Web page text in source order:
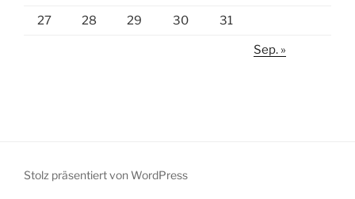
27 28 29 30 31
Sep. »
Stolz präsentiert von WordPress